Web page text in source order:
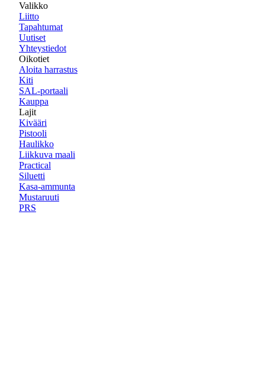
Valikko
Liitto
Tapahtumat
Uutiset
Yhteystiedot
Oikotiet
Aloita harrastus
Kiti
SAL-portaali
Kauppa
Lajit
Kivääri
Pistooli
Haulikko
Liikkuva maali
Practical
Siluetti
Kasa-ammunta
Mustaruuti
PRS